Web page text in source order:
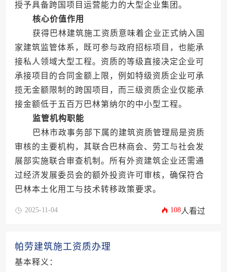
授予具备跨国项目运营能力的大型企业集团。
核心价值作用
获得巴林建筑施工资质意味着企业正式纳入国
家建筑监管体系，既可参与政府招标项目，也能承
接私人领域大型工程。资质的等级直接决定企业可
承接项目的合同金额上限，例如特级资质企业可承
揽无金额限制的跨国项目，而三级资质企业仅能承
接金额低于五百万巴林第纳尔的中小型工程。
监管机构职能
巴林市政事务部下属的建筑资质管理局是资质
审核的主要机构，其联合巴林商会、劳工与社会发
展部实施联合审查机制。所有外资建筑企业还需通
过经济发展委员会的额外投资许可审核，确保符合
巴林本土化用工与技术转移政策要求。
2025-11-04 108人看过
帕劳建筑施工资质办理
基本释义：